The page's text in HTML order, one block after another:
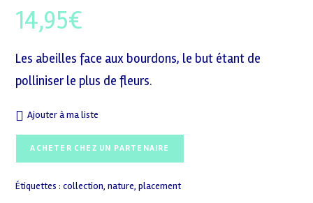
14,95€
Les abeilles face aux bourdons, le but étant de
polliniser le plus de fleurs.
Ajouter à ma liste
ACHETER CHEZ UN PARTENAIRE
Étiquettes :collection,nature,placement